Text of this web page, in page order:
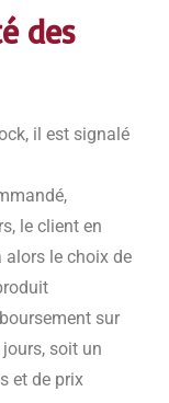
des
il est signalé
le client en
alors le choix de
sur
soit un
et de prix